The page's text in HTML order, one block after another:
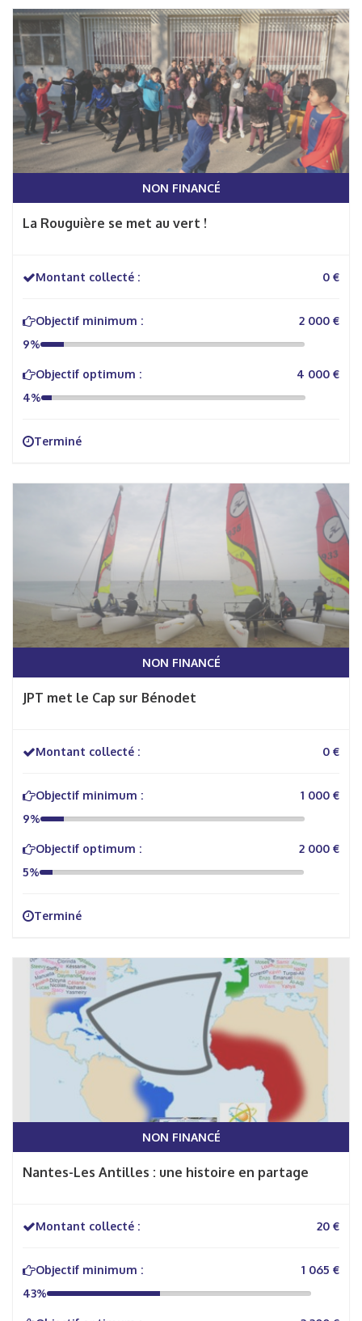
NON FINANCÉ
La Rouguière se met au vert !
Montant collecté : 0 €
Objectif minimum :
2 000 €
9%
Objectif optimum :
4 000 €
4%
Terminé
NON FINANCÉ
JPT met le Cap sur Bénodet
Montant collecté : 0 €
Objectif minimum :
1 000 €
9%
Objectif optimum :
2 000 €
5%
Terminé
NON FINANCÉ
Nantes-Les Antilles : une histoire en partage
Montant collecté : 20 €
Objectif minimum :
1 065 €
43%